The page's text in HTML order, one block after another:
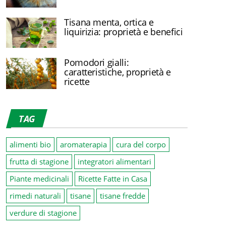
Tisana menta, ortica e
liquirizia: proprietà e benefici
Pomodori gialli:
caratteristiche, proprietà e
ricette
TAG
alimenti bio aromaterapia
cura del corpo
frutta di stagione
integratori alimentari
Piante medicinali
Ricette Fatte in Casa
rimedi naturali
tisane
tisane fredde
verdure di stagione